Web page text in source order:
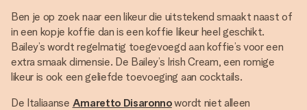
Ben je op zoek naar een likeur die uitstekend smaakt naast of
in een kopje koffie dan is een koffie likeur heel geschikt.
Bailey’s wordt regelmatig toegevoegd aan koffie’s voor een
extra smaak dimensie. De Bailey’s Irish Cream, een romige
likeur is ook een geliefde toevoeging aan cocktails.
De Italiaanse Amaretto Disaronnowordt niet alleen